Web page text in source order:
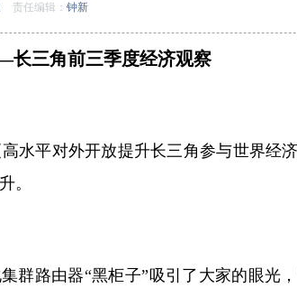
责任编辑： 钟新
长三角前三季度经济观察
水平对外开放提升长三角参与世界
。
群路由器“黑柜子”吸引了大家的眼光